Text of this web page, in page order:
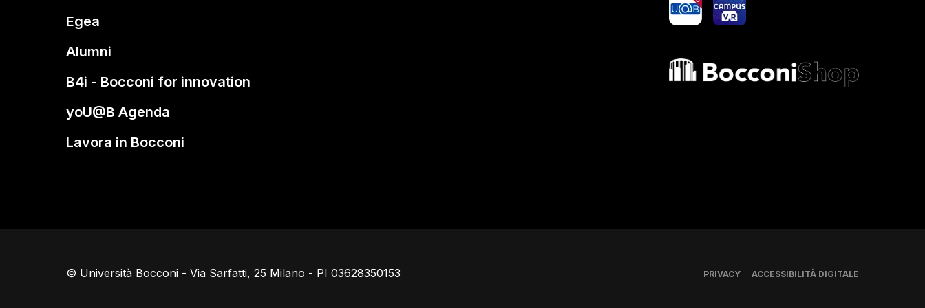
Egea
Alumni
B4i - Bocconi for innovation
yoU@B Agenda
Lavora in Bocconi
Bocconi shop
© Università Bocconi - Via Sarfatti, 25 Milano - PI 03628350153 PRIVACY ACCESSIBILITÀ DIGITALE